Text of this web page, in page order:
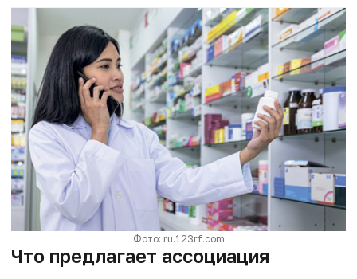
Фото: ru.123rf.com
Что предлагает ассоциация